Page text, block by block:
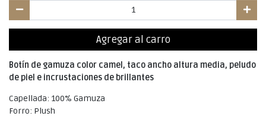
Agregar al carro
Botín de gamuza color camel, taco ancho altura media, peludo
de piel e incrustaciones de brillantes
Capellada: 100% Gamuza
Forro: Plush